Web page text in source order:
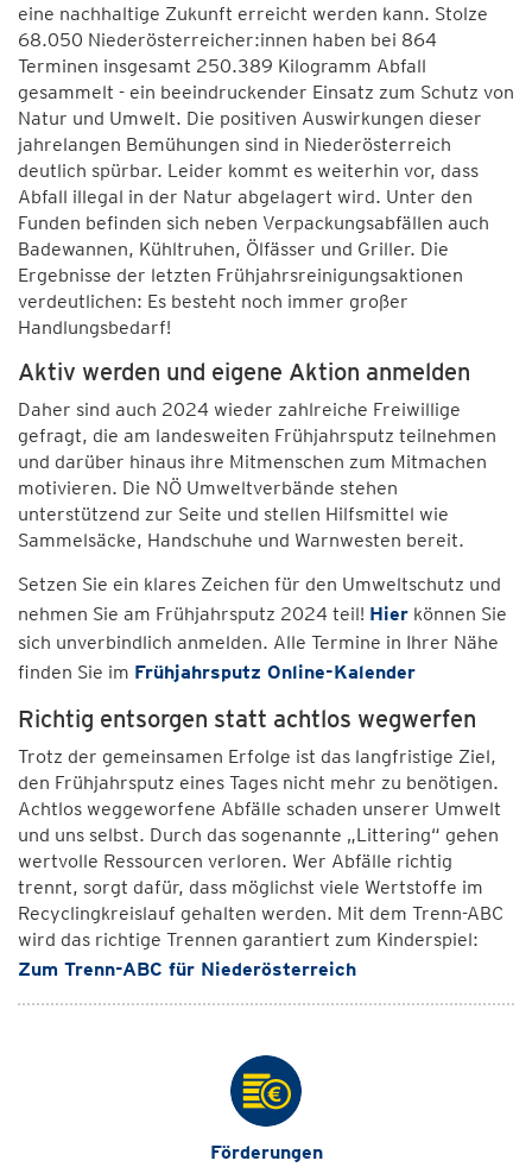
eine nachhaltige Zukunft erreicht werden kann. Stolze
68.050 Niederösterreicher:innen haben bei 864
Terminen insgesamt 250.389 Kilogramm Abfall
gesammelt - ein beeindruckender Einsatz zum Schutz von
Natur und Umwelt. Die positiven Auswirkungen dieser
jahrelangen Bemühungen sind in Niederösterreich
deutlich spürbar. Leider kommt es weiterhin vor, dass
Abfall illegal in der Natur abgelagert wird. Unter den
Funden befinden sich neben Verpackungsabfällen auch
Badewannen, Kühltruhen, Ölfässer und Griller. Die
Ergebnisse der letzten Frühjahrsreinigungsaktionen
verdeutlichen: Es besteht noch immer großer
Handlungsbedarf!
Aktiv werden und eigene Aktion anmelden
Daher sind auch 2024 wieder zahlreiche Freiwillige
gefragt, die am landesweiten Frühjahrsputz teilnehmen
und darüber hinaus ihre Mitmenschen zum Mitmachen
motivieren. Die NÖ Umweltverbände stehen
unterstützend zur Seite und stellen Hilfsmittel wie
Sammelsäcke, Handschuhe und Warnwesten bereit.
Setzen Sie ein klares Zeichen für den Umweltschutz und
nehmen Sie am Frühjahrsputz 2024 teil! Hier können Sie
sich unverbindlich anmelden. Alle Termine in Ihrer Nähe
finden Sie im Frühjahrsputz Online-Kalender
Richtig entsorgen statt achtlos wegwerfen
Trotz der gemeinsamen Erfolge ist das langfristige Ziel,
den Frühjahrsputz eines Tages nicht mehr zu benötigen.
Achtlos weggeworfene Abfälle schaden unserer Umwelt
und uns selbst. Durch das sogenannte „Littering“ gehen
wertvolle Ressourcen verloren. Wer Abfälle richtig
trennt, sorgt dafür, dass möglichst viele Wertstoffe im
Recyclingkreislauf gehalten werden. Mit dem Trenn-ABC
wird das richtige Trennen garantiert zum Kinderspiel:
Zum Trenn-ABC für Niederösterreich
Förderungen